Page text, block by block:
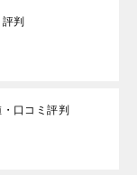
判
口コミ評判